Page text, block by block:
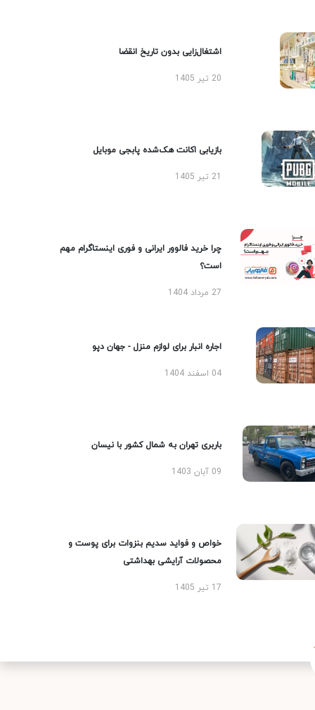
اشتغال‌زایی بدون تاریخ انقضا
20 تیر 1405
بازیابی اکانت هک‌شده پابجی موبایل
چرا خرید فالوور ایرانی و فوری اینستاگرام مهم
است؟
27 مرداد 1404
اجاره انبار برای لوازم منزل - جهان دپو
04 اسفند 1404
باربری تهران به شمال کشور با نیسان
09 آبان 1403
خواص و فواید سدیم بنزوات برای پوست و
محصولات آرایشی بهداشتی
17 تیر 1405